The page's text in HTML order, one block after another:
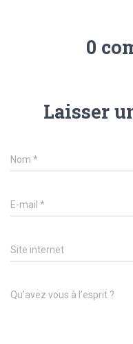
0
Laisser
Nom *
E-mail *
Site internet
Qu’avez vous à l’esprit ?